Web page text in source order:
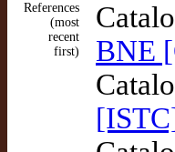
References
(most
recent
first)
BNE